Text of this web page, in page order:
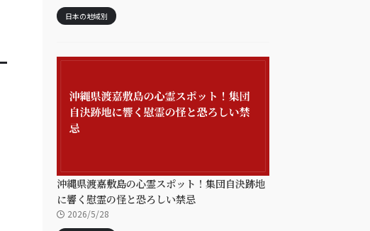
日本の地域別
沖縄県渡嘉敷島の心霊スポット！集団自決跡地
に響く慰霊の怪と恐ろしい禁忌
2026/5/28